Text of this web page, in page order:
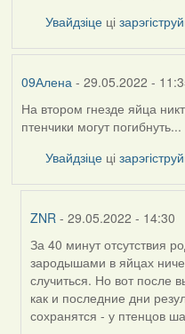
Увайдзіце ці
09Алена - 29.05.2022 -
На втором гнезде яйца
птенчики могут погибнуть...
Увайдзіце ці
ZNR - 29.05.2022 - 14:30
In
reply
to
by
09Алена
За 40 минут отсутствия
зародышами в яйцах
случиться. Но вот после
как и последние дни
сохранятся - у птенцов